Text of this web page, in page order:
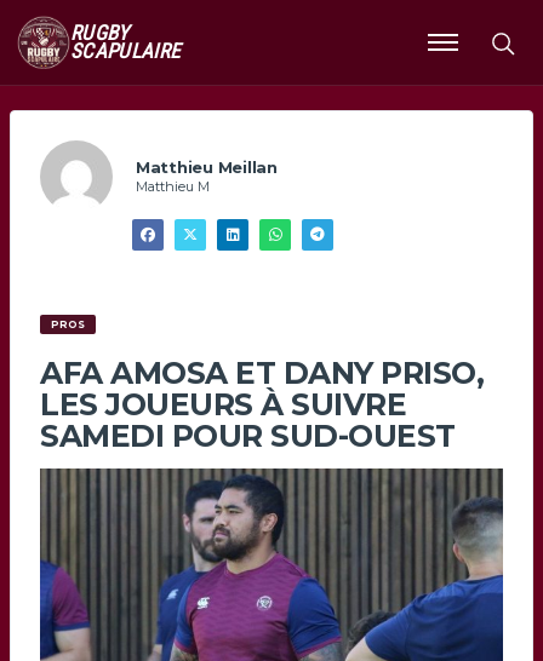
RUGBY
SCAPULAIRE
Ouvrir
le
Matthieu Meillan
Matthieu M
PROS
AFA AMOSA ET DANY PRISO,
LES JOUEURS À SUIVRE
SAMEDI POUR SUD-OUEST